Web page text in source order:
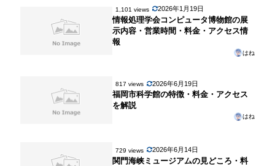
1,101 views 2026年1月19日
情報処理学会コンピュータ博物館の展
示内容・営業時間・料金・アクセス情
報
はね
817 views 2026年6月19日
福岡市科学館の特徴・料金・アクセス
を解説
はね
729 views 2026年6月14日
関門海峡ミュージアムの見どころ・料